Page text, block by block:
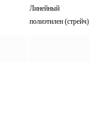
Линейный
полиэтилен (стрейч)